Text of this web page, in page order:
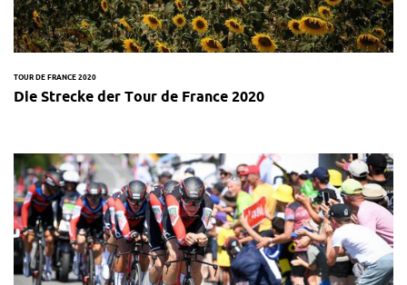
TOUR DE FRANCE 2020
Die Strecke der Tour de France 2020